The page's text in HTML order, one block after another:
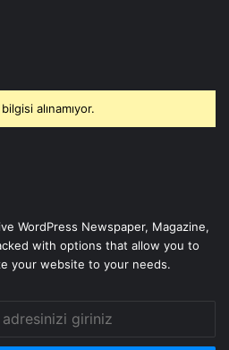
alınamıyor.
WordPress Newspaper, Magazine,
with options that allow you to
your website to your needs.